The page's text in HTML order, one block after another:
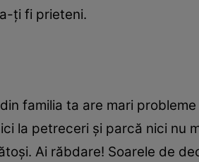
ţi fi prieteni.
familia ta are mari
la petreceri şi parcă nici nu
Ai răbdare! Soarele de